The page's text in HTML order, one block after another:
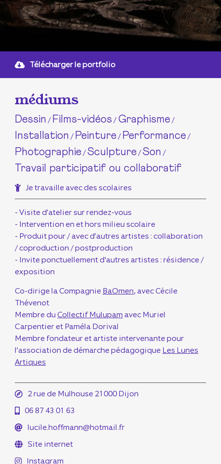
Télécharger le portfolio
médiums
Dessin/Films-vidéos/Graphisme/
Installation/Peinture/Performance/
Photographie/Sculpture/Son/
Travail participatif ou collaboratif
Je travaille avec des scolaires
- Visite d’atelier sur rendez-vous
- Intervention en et hors milieu scolaire
- Produit pour / avec d’autres artistes : collaboration
/ coproduction / postproduction
- Invite ponctuellement d'autres artistes : résidence /
exposition
Co-dirige la Compagnie BaOmen, avec Cécile
Thévenot
Membre duCollectif Mulupamavec Muriel
Carpentier et Paméla Dorival
Membre fondateur et artiste intervenante pour
l’association de démarche pédagogique Les Lunes
Artiques
2 rue de Mulhouse 21000 Dijon
06 87 43 01 63
lucile.hoffmann@hotmail.fr
Site internet
Instagram